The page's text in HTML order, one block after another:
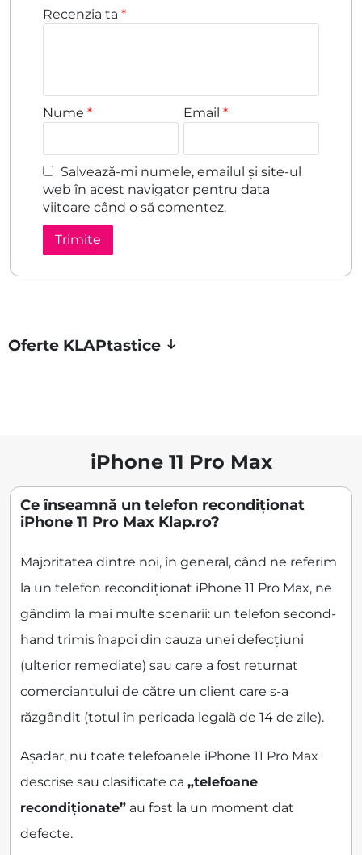
Recenzia ta *
Nume * Email*
Salvează-mi numele, emailul și site-ul
web în acest navigator pentru data
viitoare când o să comentez.
Oferte KLAPtastice
iPhone 11 Pro Max
Ce înseamnă un telefon recondiționat
iPhone 11 Pro Max Klap.ro?
Majoritatea dintre noi, în general, când ne referim
la un telefon recondiționat iPhone 11 Pro Max, ne
gândim la mai multe scenarii: un telefon second-
hand trimis înapoi din cauza unei defecțiuni
(ulterior remediate) sau care a fost returnat
comerciantului de către un client care s-a
răzgândit (totul în perioada legală de 14 de zile).
Așadar, nu toate telefoanele iPhone 11 Pro Max
descrise sau clasificate ca „telefoane
recondiționate” au fost la un moment dat
defecte.